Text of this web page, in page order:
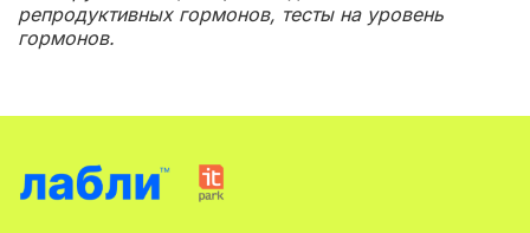
репродуктивных гормонов, тесты на уровень
гормонов.